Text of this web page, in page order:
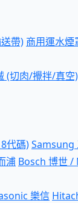
帶) 商用運水煙
(切肉/攪拌/真空)
代碼)Samsung
浦 Bosch 博世 /
樂信